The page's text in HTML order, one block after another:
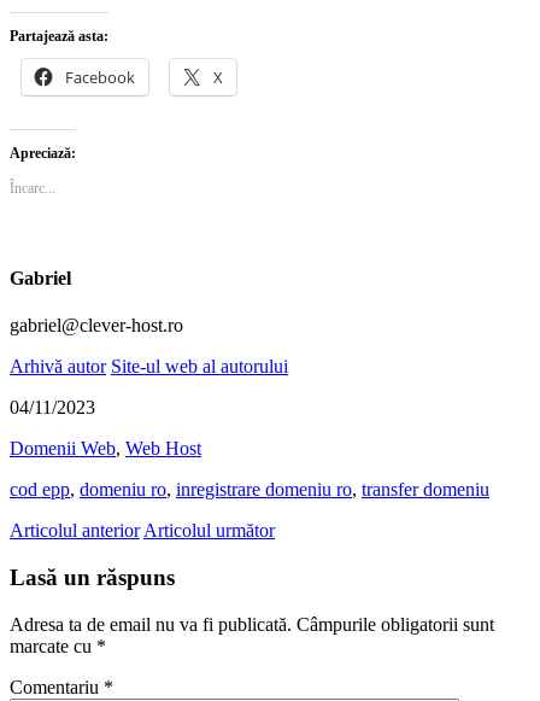
Partajează asta:
Facebook X
Apreciază:
Încarc...
Gabriel
gabriel@clever-host.ro
Arhivă autor Site-ul web al autorului
04/11/2023
Domenii Web, Web Host
cod epp, domeniu ro, inregistrare domeniu ro, transfer domeniu
Articolul anteriorArticolul următor
Lasă un răspuns
Adresa ta de email nu va fi publicată. Câmpurile obligatorii sunt
marcate cu *
Comentariu *